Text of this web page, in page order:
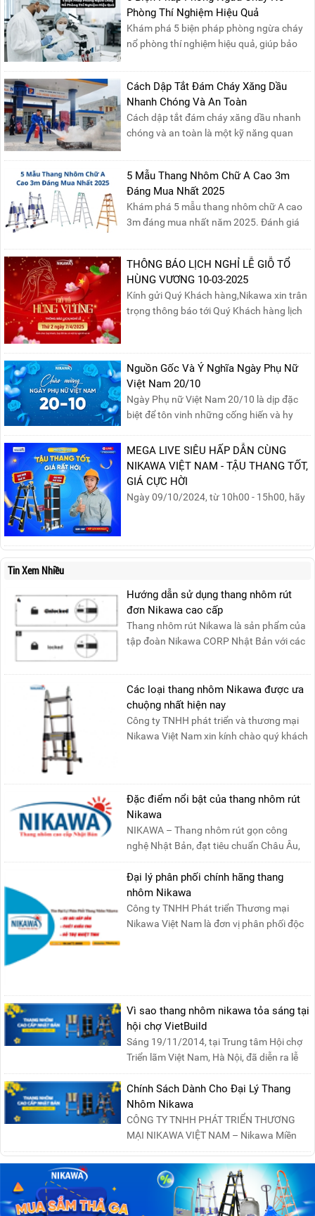
Phòng Thí Nghiệm Hiệu Quả
Khám phá 5 biện pháp phòng ngừa cháy
nổ phòng thí nghiệm hiệu quả, giúp bảo
sản, giảm thiểu nguy cơ cháy nổ phòng thí
nghiệm.
Cách Dập Tắt Đám Cháy Xăng Dầu
Nhanh Chóng Và An Toàn
Cách dập tắt đám cháy xăng dầu nhanh
chóng và an toàn là một kỹ năng quan
cháy xăng dầu rất dễ lan rộng và gây thiệt
hại nghiêm trọng nếu không được xử lý kịp
thời. Vì vậy, việc hiểu rõ các phương pháp
dập tắt...
5 Mẫu Thang Nhôm Chữ A Cao 3m
Đáng Mua Nhất 2025
Khám phá 5 mẫu thang nhôm chữ A cao
3m đáng mua nhất năm 2025. Đánh giá
sản phẩm phù hợp!
THÔNG BÁO LỊCH NGHỈ LỄ GIỖ TỔ
HÙNG VƯƠNG 10-03-2025
Kính gửi Quý Khách hàng,Nikawa xin trân
trọng thông báo tới Quý Khách hàng lịch
07/04/2025, nhằm ngày Giỗ Tổ Hùng
Vương – dịp để tưởng nhớ công ơn dựng
nước của các Vua Hùng....
Nguồn Gốc Và Ý Nghĩa Ngày Phụ Nữ
Việt Nam 20/10
Ngày Phụ nữ Việt Nam 20/10 là dịp đặc
biệt để tôn vinh những cống hiến và hy
Khởi nguồn từ sự ra đời của Hội Phụ nữ
phản đế Việt Nam vào năm 1930, ngày
này không chỉ ghi nhận vai trò quan trọng
của phụ nữ ...
MEGA LIVE SIÊU HẤP DẪN CÙNG
NIKAWA VIỆT NAM - TẬU THANG TỐT,
GIÁ CỰC HỜI
Ngày 09/10/2024, từ 10h00 - 15h00, hãy
phần quà siêu hấp dẫn và mua sắm
những sản phẩm thang chính hãng với
Mega Live, bạn sẽ nhận được gì?...
Tin Xem Nhiều
Hướng dẫn sử dụng thang nhôm rút
đơn Nikawa cao cấp
Thang nhôm rút Nikawa là sản phẩm của
tập đoàn Nikawa CORP Nhật Bản với các
Các loại thang nhôm Nikawa được ưa
chuộng nhất hiện nay
Công ty TNHH phát triển và thương mại
Nikawa Việt Nam xin kính chào quý khách
Đặc điểm nổi bật của thang nhôm rút
Nikawa
NIKAWA – Thang nhôm rút gọn công
nghệ Nhật Bản, đạt tiêu chuẩn Châu Âu,
đảm bảo sự an toàn tuy....
Đại lý phân phối chính hãng thang
nhôm Nikawa
Công ty TNHH Phát triển Thương mại
Nikawa Việt Nam là đơn vị phân phối độc
Vì sao thang nhôm nikawa tỏa sáng tại
hội chợ VietBuild
Sáng 19/11/2014, tại Trung tâm Hội chợ
Triển lãm Việt Nam, Hà Nội, đã diễn ra lễ
khai mạc “Triể....
Chính Sách Dành Cho Đại Lý Thang
Nhôm Nikawa
CÔNG TY TNHH PHÁT TRIỂN THƯƠNG
MẠI NIKAWA VIỆT NAM – Nikawa Miền
Bắc: Số 19, Đường Trung ....